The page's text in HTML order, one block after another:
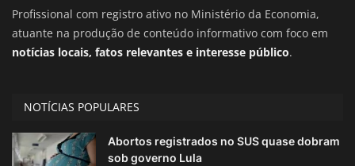
Profissional com registro ativo no Ministério da Economia,
atuante na produção de conteúdo informativo com foco em
notícias locais, fatos relevantes e interesse público.
NOTÍCIAS POPULARES
Abortos registrados no SUS quase dobram
sob governo Lula